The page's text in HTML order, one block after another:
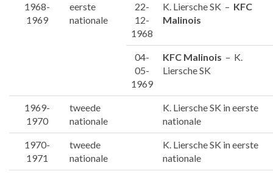
1968-
1969
eerste
nationale
22-
12-
1968
K. Liersche SK – KFC
Malinois
04-
05-
1969
KFC Malinois – K.
Liersche SK
1969-
1970
tweede
nationale
K. Liersche SK in eerste
nationale
1970-
1971
tweede
nationale
K. Liersche SK in eerste
nationale